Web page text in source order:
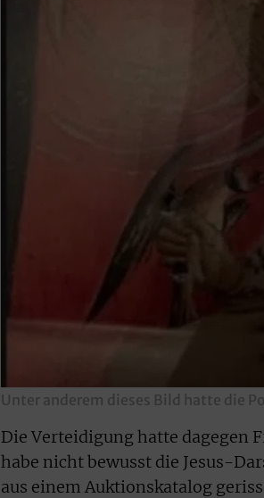
Unter anderem dieses Bild hatte die
Die Verteidigung hatte dagegen
habe nicht bewusst die Jesus-
aus einem Auktionskatalog